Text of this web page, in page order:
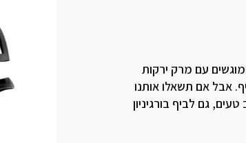
עם מרק ירקות
אבל אם תשאלו אותנו
גם לביף בורגיניון